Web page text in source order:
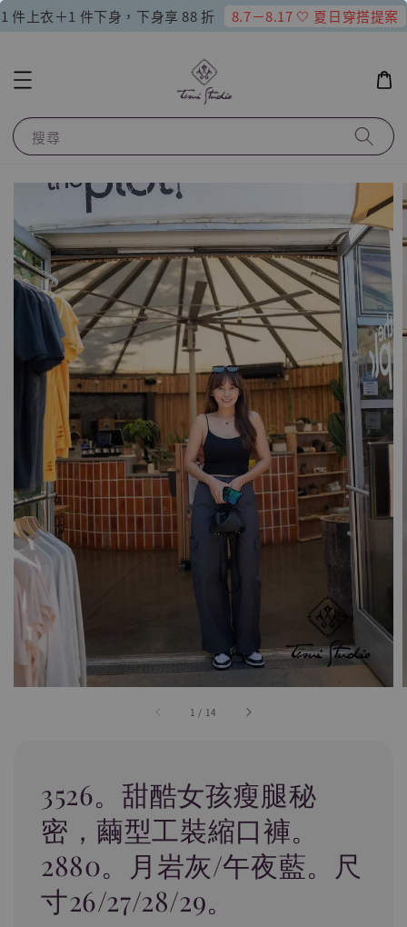
1 件上衣＋1 件下身，下身享 88 折 8.7－8.17 🤍 夏日穿搭提案
搜尋
1 / 14
3526。甜酷女孩瘦腿秘
密，繭型工裝縮口褲。
2880。月岩灰/午夜藍。尺
寸26/27/28/29。